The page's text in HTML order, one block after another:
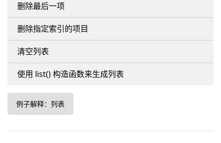
删除最后一项
删除指定索引的项目
清空列表
使用 list() 构造函数来生成列表
例子解释：列表